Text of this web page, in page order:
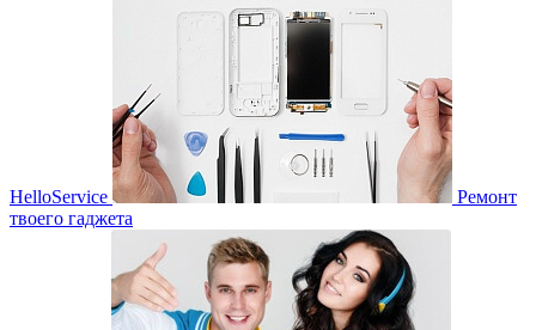
HelloService
Ремонт
твоего гаджета